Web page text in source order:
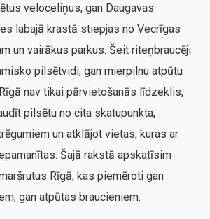
veloceliņus, gan Daugavas
labajā krastā stiepjas no Vecrīgas
un vairākus parkus. Šeit riteņbraucēji
pilsētvidi, gan mierpilnu atpūtu
nav tikai pārvietošanās līdzeklis,
pilsētu no cita skatupunkta,
un atklājot vietas, kuras ar
Šajā rakstā apskatīsim
Rīgā, kas piemēroti gan
gan atpūtas braucieniem.